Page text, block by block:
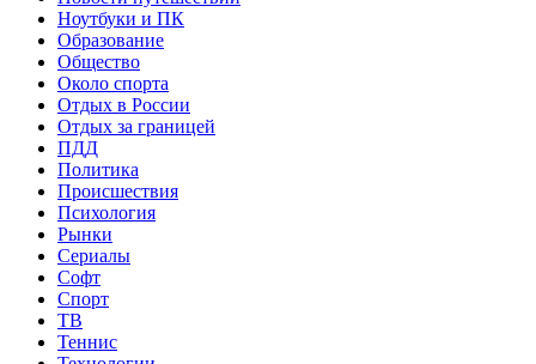
Ноутбуки и ПК
Образование
Общество
Около спорта
Отдых в России
Отдых за границей
ПДД
Политика
Происшествия
Психология
Рынки
Сериалы
Софт
Спорт
ТВ
Теннис